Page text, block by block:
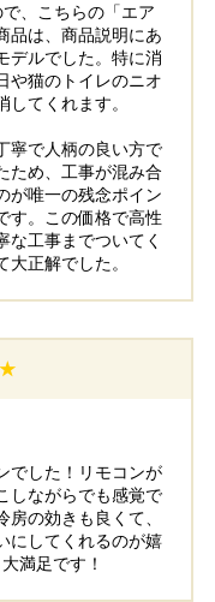
、こちらの「エア
品は、商品説明にあ
デルでした。特に消
や猫のトイレのニオ
てくれます。
寧で人柄の良い方で
ため、工事が混み合
が唯一の残念ポイン
す。この価格で高性
な工事までついてく
正解でした。
でした！リモコンが
しながらでも感覚で
の効きも良くて、
にしてくれるのが嬉
満足です！